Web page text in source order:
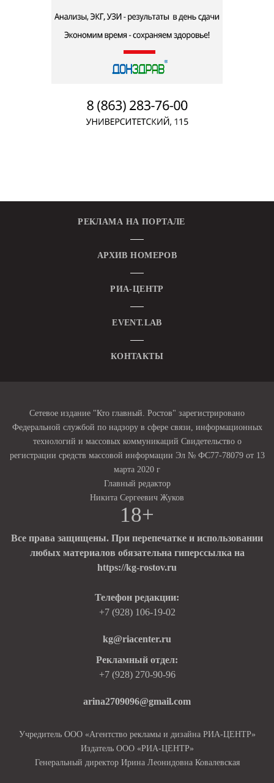
РЕКЛАМА НА ПОРТАЛЕ
АРХИВ НОМЕРОВ
РИА-ЦЕНТР
EVENT.LAB
КОНТАКТЫ
Сетевое издание "Кто главный. Ростов" зарегистрировано
Федеральной службой по надзору в сфере связи, информационных
технологий и массовых коммуникаций Свидетельство о
регистрации средств массовой информации Эл № ФС77-78079 от 13
марта 2020 г
Главный редактор
Никита Сергеевич Жуков
18+
Все права защищены. При перепечатке и использовании
любых материалов обязательна гиперссылка на
https://kg-rostov.ru
Телефон редакции:
+7 (928) 106-19-02
kg@riacenter.ru
Рекламный отдел:
+7 (928) 270-90-96
arina2709096@gmail.com
Учредитель ООО «Агентство рекламы и дизайна РИА-ЦЕНТР»
Издатель ООО «РИА-ЦЕНТР»
Генеральный директор Ирина Леонидовна Ковалевская